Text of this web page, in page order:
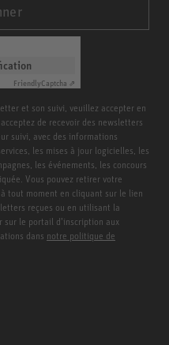
FriendlyCaptcha ⇗
et son suivi, veuillez accepter en
de recevoir des newsletters
suivi, avec des informations
les mises à jour logicielles, les
les événements, les concours
Vous pouvez retirer votre
tout moment en cliquant sur le lien
reçues ou en utilisant la
le portail d’inscription aux
dans notre politique de